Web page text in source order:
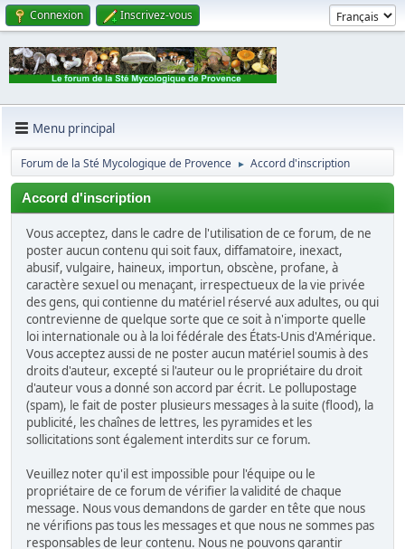
Connexion Inscrivez-vous
Menu principal
Forum de la Sté Mycologique de Provence ► Accord d'inscription
Accord d'inscription
Vous acceptez, dans le cadre de l'utilisation de ce forum, de ne
poster aucun contenu qui soit faux, diffamatoire, inexact,
abusif, vulgaire, haineux, importun, obscène, profane, à
caractère sexuel ou menaçant, irrespectueux de la vie privée
des gens, qui contienne du matériel réservé aux adultes, ou qui
contrevienne de quelque sorte que ce soit à n'importe quelle
loi internationale ou à la loi fédérale des États-Unis d'Amérique.
Vous acceptez aussi de ne poster aucun matériel soumis à des
droits d'auteur, excepté si l'auteur ou le propriétaire du droit
d'auteur vous a donné son accord par écrit. Le pollupostage
(spam), le fait de poster plusieurs messages à la suite (flood), la
publicité, les chaînes de lettres, les pyramides et les
sollicitations sont également interdits sur ce forum.
Veuillez noter qu'il est impossible pour l'équipe ou le
propriétaire de ce forum de vérifier la validité de chaque
message. Nous vous demandons de garder en tête que nous
ne vérifions pas tous les messages et que nous ne sommes pas
responsables de leur contenu. Nous ne pouvons garantir